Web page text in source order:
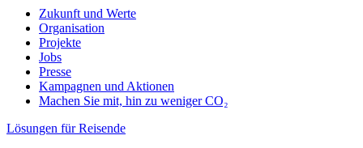
Zukunft und Werte
Organisation
Projekte
Jobs
Presse
Kampagnen und Aktionen
Machen Sie mit, hin zu weniger CO₂
Lösungen für Reisende